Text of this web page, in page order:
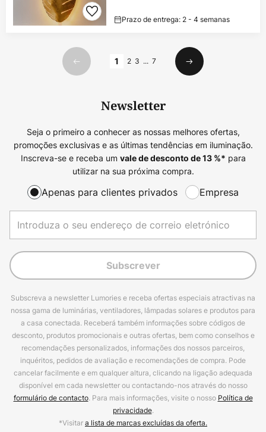
Prazo de entrega: 2 - 4 semanas
Anterior
1 2 3 ... 7
Seguinte
Newsletter
Seja o primeiro a conhecer as nossas melhores ofertas,
promoções exclusivas e as últimas tendências em iluminação.
Inscreva-se e receba um vale de desconto de13%* para
utilizar na sua próxima compra.
Apenas para clientes privados Empresa
Subscrever
Subscreva a newsletter Lumories e receba ofertas especiais atractivas na
nossa gama de luminárias, ventiladores, lâmpadas solares e produtos para
a casa conectada. Receberá também informações sobre códigos de
desconto, produtos promocionais e outras ofertas, bem como conselhos e
recomendações personalizados, informações dos nossos parceiros,
inquéritos, pedidos de avaliação e recomendações de compra. Pode
cancelar facilmente e em qualquer altura, clicando na ligação adequada
disponível em cada newsletter ou contactando-nos através do nosso
formulário de contacto. Para mais informações, visite o nosso Política de
privacidade.
*Visitara lista de marcas excluídas da oferta.